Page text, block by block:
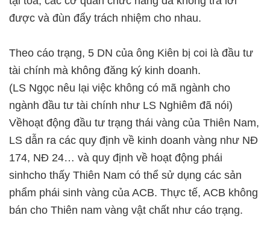
được và đùn đẩy trách nhiệm cho nhau.
Theo cáo trạng, 5 DN của ông Kiên bị coi là đầu tư
tài chính mà không đăng ký kinh doanh.
(LS Ngọc nêu lại việc không có mã ngành cho
ngành đầu tư tài chính như LS Nghiêm đã nói)
Vềhoạt động đầu tư trạng thái vàng của Thiên Nam,
LS dẫn ra các quy định về kinh doanh vàng như NĐ
174, NĐ 24… và quy định về hoạt động phái
sinhcho thấy Thiên Nam có thể sử dụng các sản
phẩm phái sinh vàng của ACB. Thực tế, ACB không
bán cho Thiên nam vàng vật chất như cáo trạng.